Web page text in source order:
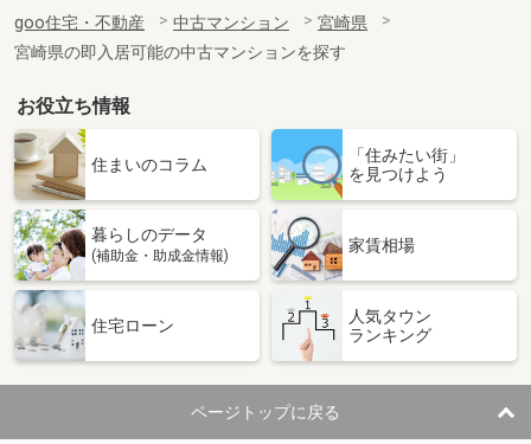
専有面積 82.6m²
間取り
4LDK
宮崎県宮崎市丸島町
価 格
2,800万円
宮崎県宮崎市丸島町
専有面積 60.24m²
間取り
宮崎県宮崎市吾妻町
住 所
宮崎県宮崎市吾妻町
専有面積 45.54m²
間取り
2LDK
goo住宅・不動産 中古マンション
宮崎県
宮崎県の即入居可能の中古マンションを探す
お役立ち情報
住まいのコラム
「住みたい街」
を見つけよう
暮らしのデータ
(補助金・助成金情報)
家賃相場
住宅ローン
人気タウン
ランキング
ページトップに戻る